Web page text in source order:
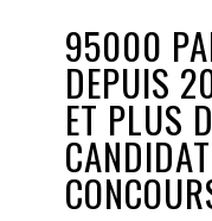
95000
DEPUIS
ET PLUS